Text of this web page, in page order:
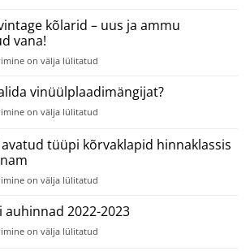
kõlarid – uus ja ammu
vana!
on välja lülitatud
vinüülplaadimängijat?
on välja lülitatud
tüüpi kõrvaklapid hinnaklassis
on välja lülitatud
auhinnad 2022-2023
on välja lülitatud